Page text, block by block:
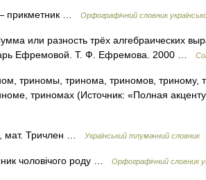
прикметник … Орфографічний словник
или разность трёх алгебраических
Ефремовой. Т. Ф. Ефремова. 2000 …
триномы, тринома, триномов, триному,
триномах (Источник: «Полная
мат. Тричлен … Український тлумачний словник
чоловічого роду … Орфографічний словник